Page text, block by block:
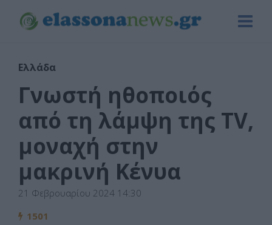
Ελλάδα
Γνωστή ηθοποιός
από τη λάμψη της TV,
μοναχή στην
μακρινή Κένυα
21 Φεβρουαρίου 2024 14:30
1501